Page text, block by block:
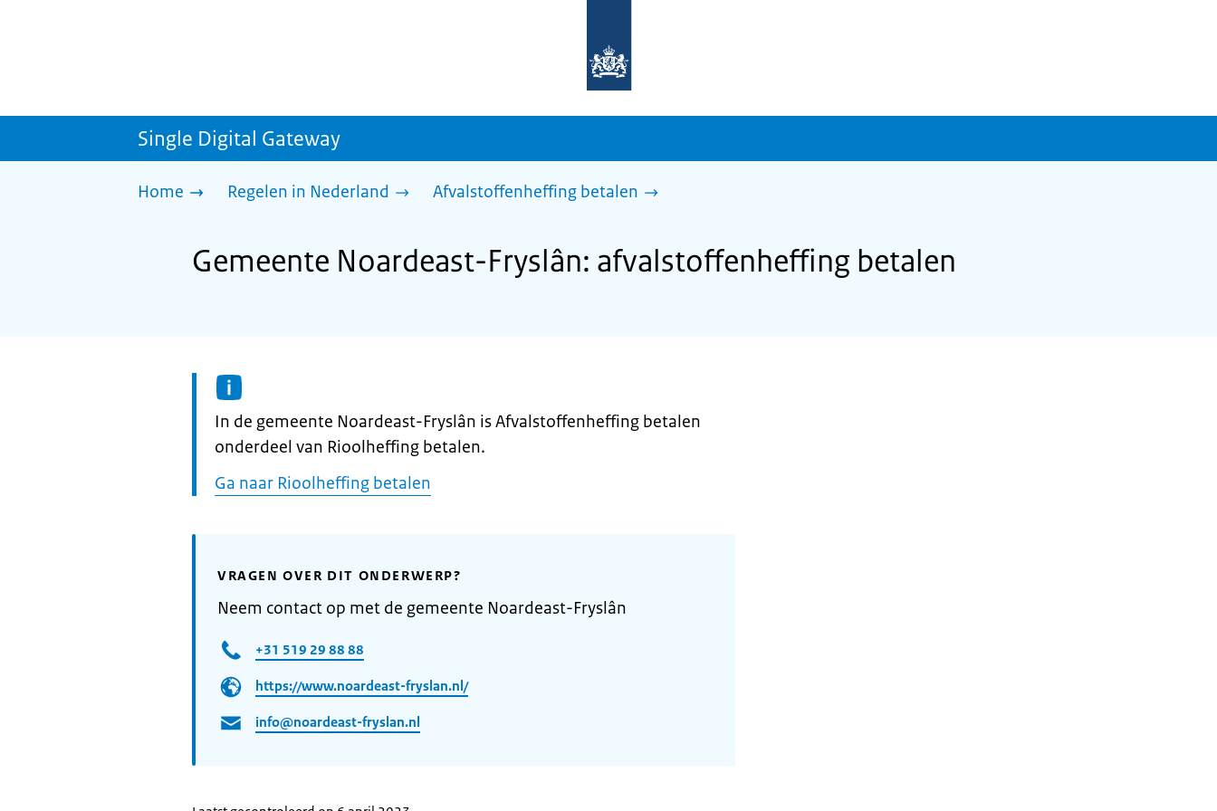
homepage
sdg.rijksoverheid.nl
Single Digital Gateway
Home Regelen in Nederland Afvalstoffenheffing betalen
Gemeente Noardeast-Fryslân: afvalstoffenheffing betalen
Informatie:
In de gemeente Noardeast-Fryslân is Afvalstoffenheffing betalen
onderdeel van Rioolheffing betalen.
Ga naar Rioolheffing betalen
VRAGEN OVER DIT ONDERWERP?
Neem contact op met de gemeente Noardeast-Fryslân
+31 519 29 88 88
https://www.noardeast-fryslan.nl/
info@noardeast-fryslan.nl